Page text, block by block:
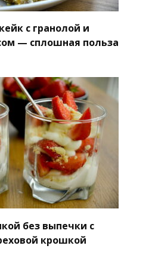
с гранолой и
— сплошная польза
без выпечки с
крошкой